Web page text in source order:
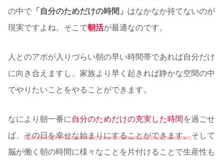
の中で 「自分のためだけの時間」 はなかなか持てないのが
現実ですよね。そこで朝活が最適なのです。
人とのアポが入りづらい朝の早い時間帯であれば自分だけ
に向き合えますし、家族より早く起きれば静かな空間の中
でやりたいことをやることができます。
なにより朝一番に 自分のためだけの充実した時間 を過ごせ
ば、 その日を幸せな始まりにすることができます。そして
脳が働く朝の時間に様々なことを片付けることで生産性も